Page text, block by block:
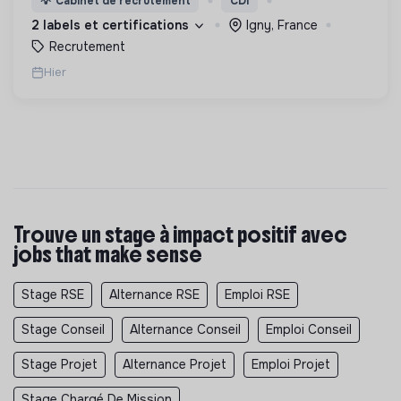
ensemble pour un futur souhaitable.
2 labels et certifications
Igny, France
Recrutement
Hier
Trouve un stage à impact positif avec
jobs that make sense
Stage RSE Alternance RSE Emploi RSE
Stage Conseil Alternance Conseil Emploi Conseil
Stage Projet Alternance Projet Emploi Projet